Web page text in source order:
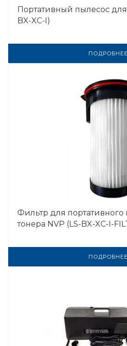
Портативный пылесос для
BX-XC-I)
ПОДРОБНЕЕ
Фильтр для портативного
тонера NVP (LS-BX-XC-I-
ПОДРОБНЕЕ